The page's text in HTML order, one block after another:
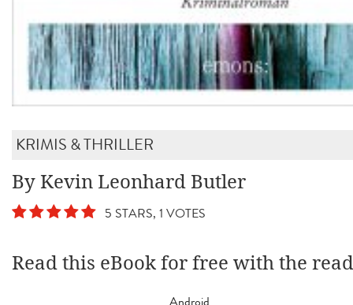
KRIMIS & THRILLER
By Kevin Leonhard Butler
5 STARS, 1 VOTES
Read this eBook for free with the